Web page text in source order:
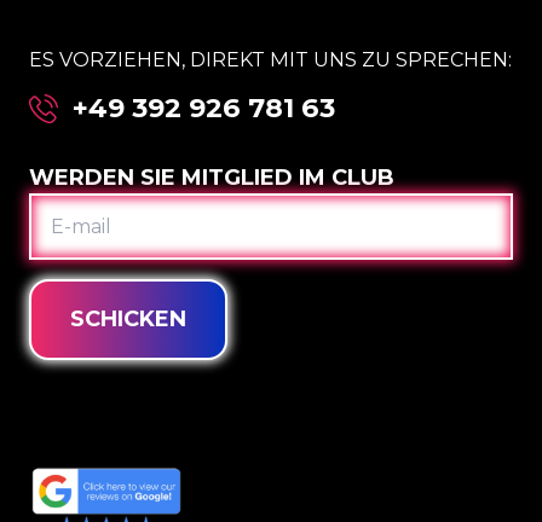
ES VORZIEHEN, DIREKT MIT UNS ZU SPRECHEN:
+49 392 926 781 63
WERDEN SIE MITGLIED IM CLUB
E-
MAIL
SCHICKEN